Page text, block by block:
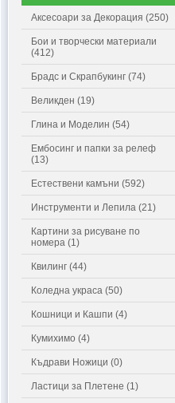
Аксесоари за Декорация (250)
Бои и творчески материали
(412)
Брадс и Скрапбукинг (74)
Великден (19)
Глина и Моделин (54)
Ембосинг и папки за релеф
(13)
Естествени камъни (592)
Инструменти и Лепила (21)
Картини за рисуване по
номера (1)
Квилинг (44)
Коледна украса (50)
Кошници и Кашпи (4)
Кумихимо (4)
Къдрави Ножици (0)
Ластици за Плетене (1)